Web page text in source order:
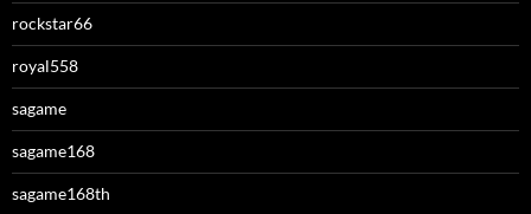
rockstar66
royal558
sagame
sagame168
sagame168th